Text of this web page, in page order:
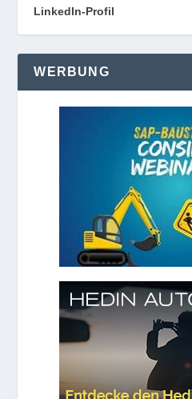
LinkedIn-Profil
WERBUNG